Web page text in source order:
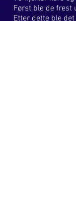
Først ble de frest
Etter dette ble